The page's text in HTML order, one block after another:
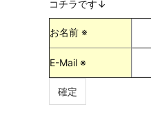
コチラです↓
お名前 ※
E-Mail ※